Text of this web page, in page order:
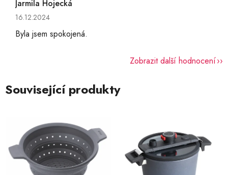
Jarmila Hojecká
Hodnocení obchodu je 5 z 5 hvězdiček.
16.12.2024
Byla jsem spokojená.
Zobrazit další hodnocení
Související produkty